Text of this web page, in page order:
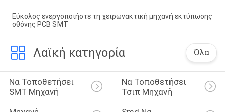
Εύκολος ενεργοποιήστε τη χειρωνακτική μηχανή εκτύπωσης
οθόνης PCB SMT
Λαϊκή κατηγορία Όλα
Να Τοποθετήσει
SMT Μηχανή
Να Τοποθετήσει
Τσιπ Μηχανή